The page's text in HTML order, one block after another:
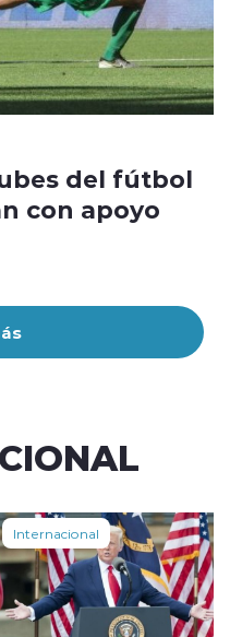
del fútbol
con apoyo
Internacional